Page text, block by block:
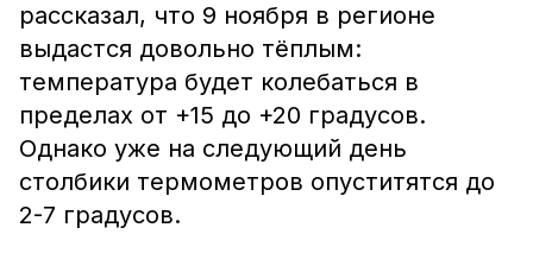
рассказал, что 9 ноября в регионе
выдастся довольно тёплым:
температура будет колебаться в
пределах от +15 до +20 градусов.
Однако уже на следующий день
столбики термометров опуститятся до
2-7 градусов.